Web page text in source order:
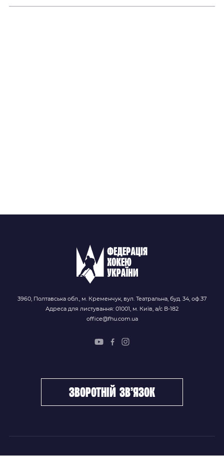
3960, Полтавська обл., м. Кременчук, вул. Театральна, буд. 34, оф.37
Адреса для листування: 01001, м. Київ, а/с В-182
office@fhu.com.ua
зворотній зв’язок